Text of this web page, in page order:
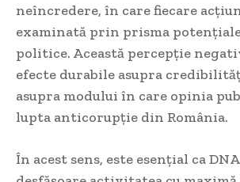
neîncredere, în care fiecare
examinată prin prisma
politice. Această percepție
efecte durabile asupra
asupra modului în care opinia
lupta anticorupție din România.
În acest sens, este esențial ca